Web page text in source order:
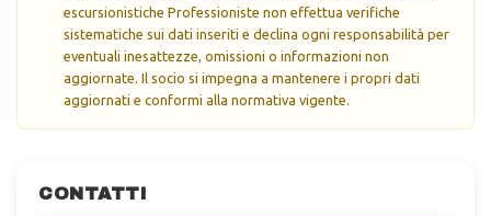
CONTATTI
escursionistiche Professioniste non effettua verifiche
sistematiche sui dati inseriti e declina ogni responsabilità per
eventuali inesattezze, omissioni o informazioni non
aggiornate. Il socio si impegna a mantenere i propri dati
aggiornati e conformi alla normativa vigente.